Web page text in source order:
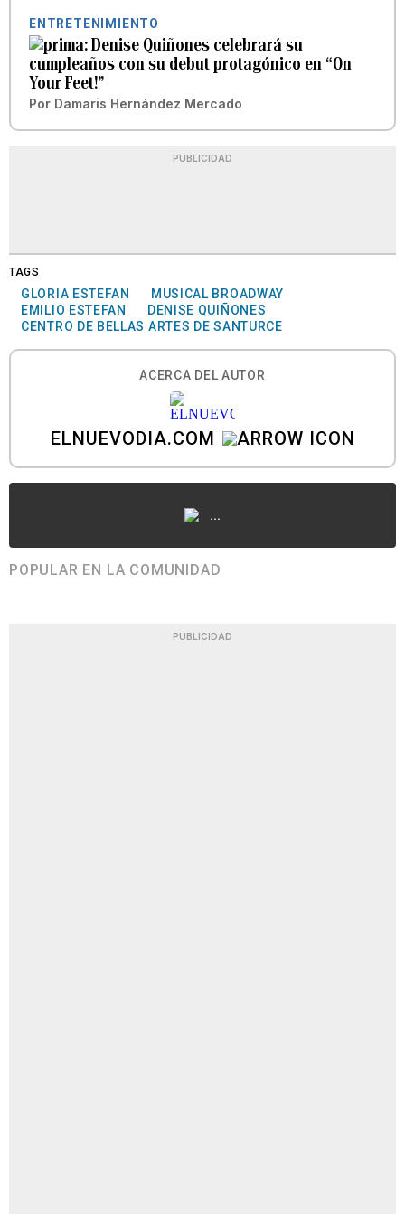
ENTRETENIMIENTO
Denise Quiñones celebrará su
cumpleaños con su debut protagónico en “On
Your Feet!”
Por Damaris Hernández Mercado
PUBLICIDAD
TAGS
GLORIA ESTEFAN
MUSICAL BROADWAY
EMILIO ESTEFAN
DENISE QUIÑONES
CENTRO DE BELLAS ARTES DE SANTURCE
ACERCA DEL AUTOR
ELNUEVODIA.COM
...
POPULAR EN LA COMUNIDAD
PUBLICIDAD